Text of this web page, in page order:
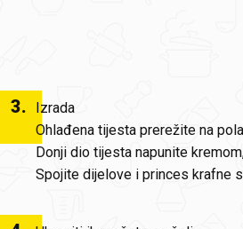
3.
Izrada
Ohlađena tijesta prerežite na
Donji dio tijesta napunite
Spojite dijelove i princes krafne